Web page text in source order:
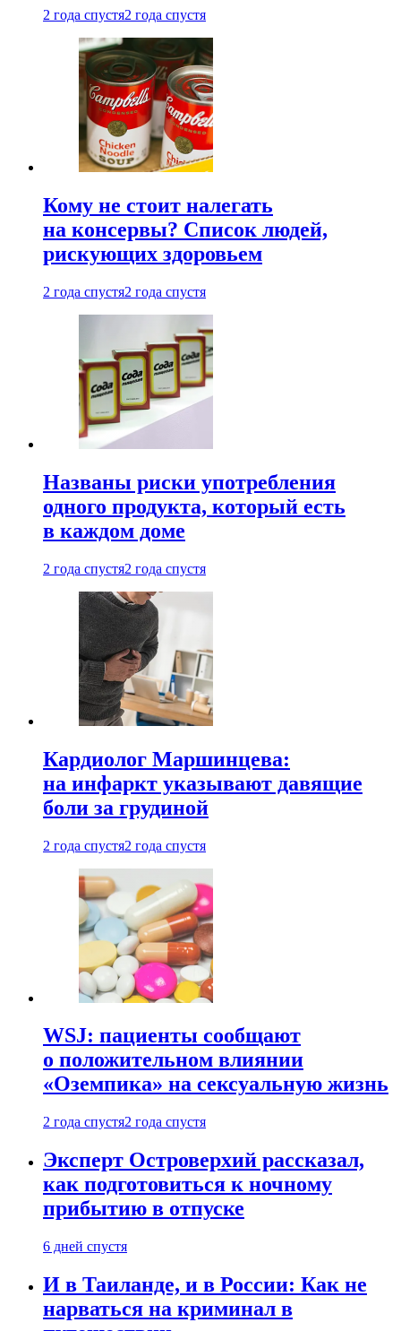
2 года спустя2 года спустя
Кому не стоит налегать
на консервы? Список людей,
рискующих здоровьем
2 года спустя2 года спустя
Названы риски употребления
одного продукта, который есть
в каждом доме
2 года спустя2 года спустя
Кардиолог Маршинцева:
на инфаркт указывают давящие
боли за грудиной
2 года спустя2 года спустя
WSJ: пациенты сообщают
о положительном влиянии
«Оземпика» на сексуальную жизнь
2 года спустя2 года спустя
Эксперт Островерхий рассказал,
как подготовиться к ночному
прибытию в отпуске
6 дней спустя
И в Таиланде, и в России: Как не
нарваться на криминал в